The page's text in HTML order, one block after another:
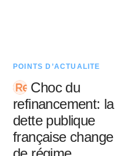
POINTS D’ACTUALITÉ
Choc du
refinancement: la
dette publique
française change